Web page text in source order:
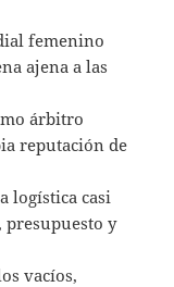
femenino
ajena a las
árbitro
reputación de
logística casi
presupuesto y
vacíos,